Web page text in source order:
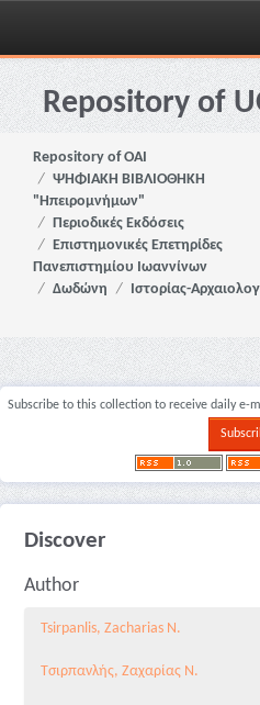
Skip
navigationRepository of
Repository of OAI
ΨΗΦΙΑΚΗ ΒΙΒΛΙΟΘΗΚΗ
"Ηπειρομνήμων"
Περιοδικές Εκδόσεις
Επιστημονικές Επετηρίδες
Πανεπιστημίου Ιωαννίνων
Δωδώνη
Ιστορίας-
Subscribe to this collection to receive daily e-
Discover
Author
Tsirpanlis, Zacharias N.
Τσιρπανλής, Ζαχαρίας Ν.